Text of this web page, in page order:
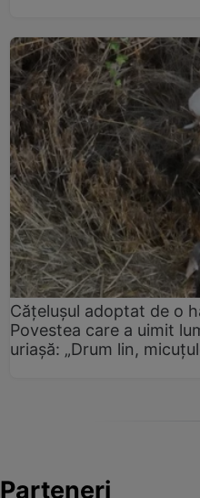
Cățelușul adoptat de o
Povestea care a uimit
uriașă: „Drum lin,
Parteneri